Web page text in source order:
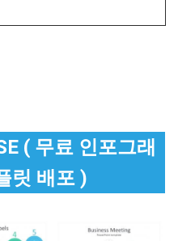
( 무료 인포그래
릿 배포 )